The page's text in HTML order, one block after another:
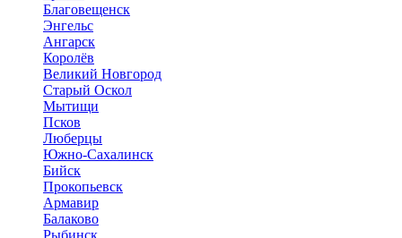
Благовещенск
Энгельс
Ангарск
Королёв
Великий Новгород
Старый Оскол
Мытищи
Псков
Люберцы
Южно-Сахалинск
Бийск
Прокопьевск
Армавир
Балаково
Рыбинск